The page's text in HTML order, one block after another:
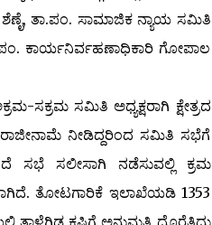
ಶೆಣೈ, ತಾ.ಪಂ. ಸಾಮಾಜಿಕ ನ್ಯಾಯ ಸಮಿತಿ
ಕಾರ್ಯನಿರ್ವಹಣಾಧಿಕಾರಿ ಗೋಪಾಲ
ಸಮಿತಿ ಅಧ್ಯಕ್ಷರಾಗಿ ಕ್ಷೇತ್ರದ
ರಾಜೀನಾಮೆ ನೀಡಿದ್ದರಿಂದ ಸಮಿತಿ ಸಭೆಗೆ
ಸಭೆ ಸಲೀಸಾಗಿ ನಡೆಸುವಲ್ಲಿ ಕ್ರಮ
ತೋಟಗಾರಿಕೆ ಇಲಾಖೆಯಡಿ 1353
ತಾಳೆಗಿಡ ಕಷಿಗೆ ಅನುಮತಿ ದೊರೆತಿದ್ದು